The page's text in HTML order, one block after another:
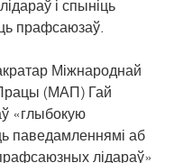
і спыніць
прафсаюзаў.
Міжнароднай
(МАП) Гай
«глыбокую
паведамленнямі аб
лідараў»